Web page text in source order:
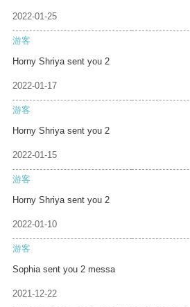
2022-01-25
游客
Horny Shriya sent you 2
2022-01-17
游客
Horny Shriya sent you 2
2022-01-15
游客
Horny Shriya sent you 2
2022-01-10
游客
Sophia sent you 2 messa
2021-12-22